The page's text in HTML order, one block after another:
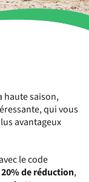
haute saison,
qui vous
avantageux
le code
20% de réduction,